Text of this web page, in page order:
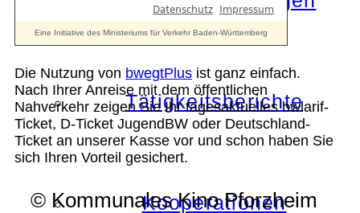
Tätigkeitsberichte
Kooperationen
Die Nutzung von bwegtPlus ist ganz einfach.
Nach Ihrer Anreise mit dem öffentlichen
Nahverkehr zeigen Sie Ihr tagesaktuelles bwlarif-
Ticket, D-Ticket JugendBW oder Deutschland-
Ticket an unserer Kasse vor und schon haben Sie
sich Ihren Vorteil gesichert.
© Kommunales Kino Pforzheim